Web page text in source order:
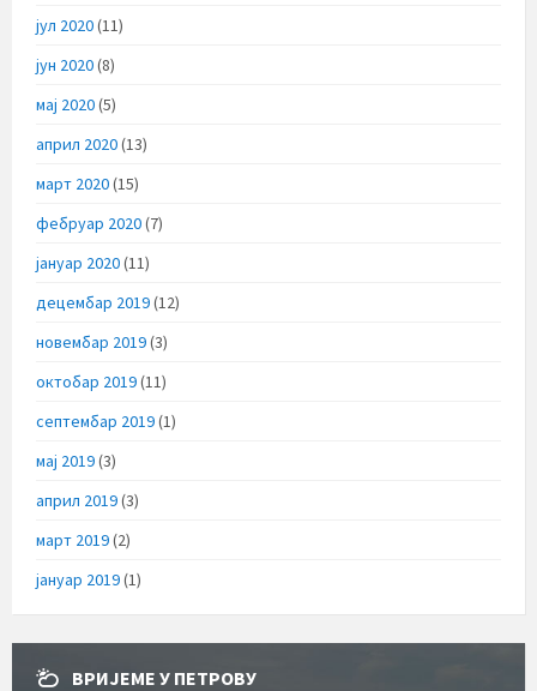
јул 2020(11)
јун 2020(8)
мај 2020(5)
април 2020(13)
март 2020(15)
фебруар 2020(7)
јануар 2020(11)
децембар 2019(12)
новембар 2019(3)
октобар 2019(11)
септембар 2019(1)
мај 2019(3)
април 2019(3)
март 2019(2)
јануар 2019(1)
ВРИЈЕМЕ У ПЕТРОВУ